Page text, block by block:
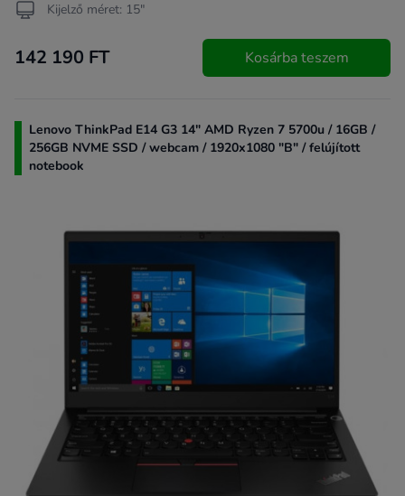
Kijelző méret: 15"
142 190 FT Kosárba teszem
Lenovo ThinkPad E14 G3 14" AMD Ryzen 7 5700u / 16GB /
256GB NVME SSD / webcam / 1920x1080 "B" / felújított
notebook